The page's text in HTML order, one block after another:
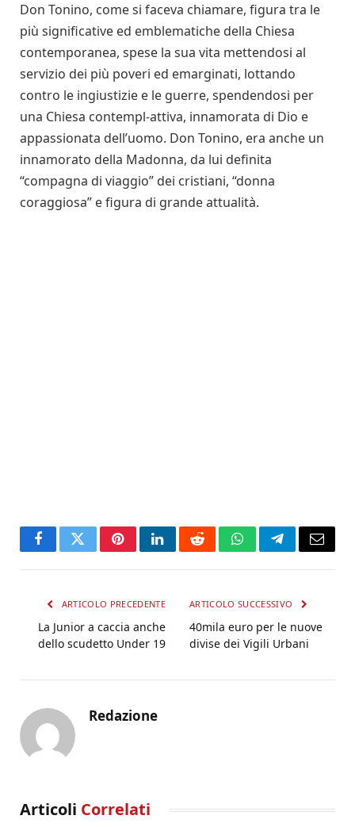
Don Tonino, come si faceva chiamare, figura tra le
più significative ed emblematiche della Chiesa
contemporanea, spese la sua vita mettendosi al
servizio dei più poveri ed emarginati, lottando
contro le ingiustizie e le guerre, spendendosi per
una Chiesa contempl-attiva, innamorata di Dio e
appassionata dell’uomo. Don Tonino, era anche un
innamorato della Madonna, da lui definita
“compagna di viaggio” dei cristiani, “donna
coraggiosa” e figura di grande attualità.
FacebookTwitterPinterestLinkedInRedditWhatsAppTelegramEmail
ARTICOLO PRECEDENTE
La Junior a caccia anche
dello scudetto Under 19
ARTICOLO SUCCESSIVO
40mila euro per le nuove
divise dei Vigili Urbani
Redazione
Articoli Correlati